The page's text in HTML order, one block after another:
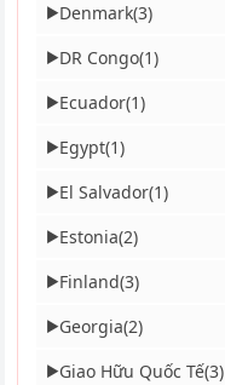
▶Denmark(3)
▶DR Congo(1)
▶Ecuador(1)
▶Egypt(1)
▶El Salvador(1)
▶Estonia(2)
▶Finland(3)
▶Georgia(2)
▶Giao Hữu Quốc Tế(3)